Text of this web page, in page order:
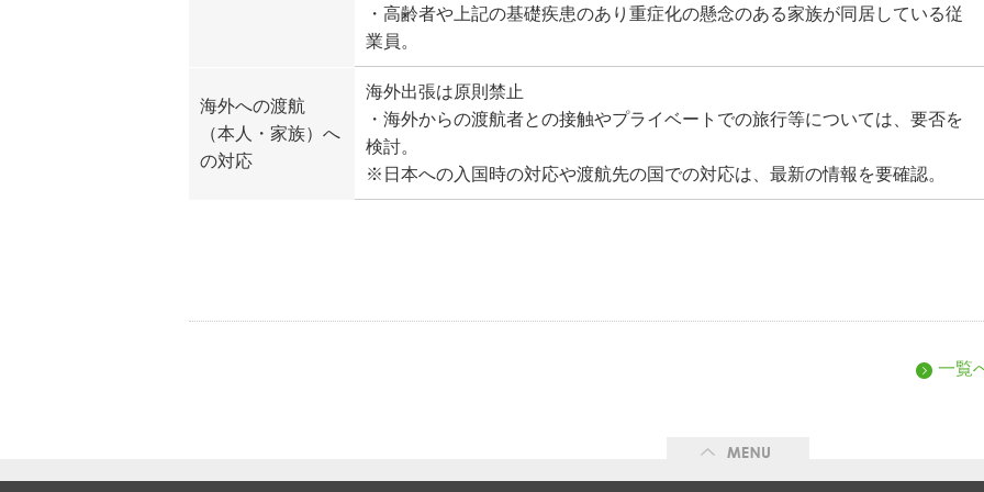
・高齢者や上記の基礎疾患のあり重症化の懸念のある家族が同居している従
業員。
海外への渡航
（本人・家族）へ
の対応
海外出張は原則禁止
・海外からの渡航者との接触やプライベートでの旅行等については、要否を
検討。
※日本への入国時の対応や渡航先の国での対応は、最新の情報を要確認。
一覧